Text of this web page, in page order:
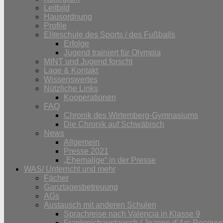
Leitbild
Hausordnung
Profile
Eliteschule des Sports / des Fußballs
Erfolge
Jugend trainiert für Olympia
MINT und Jugend forscht
Lage & Kontakt
Wissenswertes
Nützliche Links
Kooperationen
FAQ
Chronik des Wirtemberg-Gymnasiums
Die Chronik auf Schwäbisch
News
Allgemein
Presse 2021
„Ehemalige“ in der Presse
WAS/ Unterricht und mehr
Fächer
Ganztagesbetreuung
AGs
Austausch mit anderen Schulen
Sprachreise nach Valencia in Klasse 9